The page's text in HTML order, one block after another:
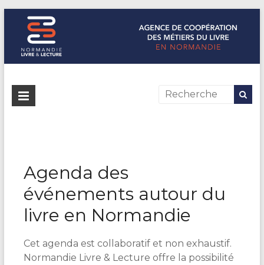
Normandie Livre & Lecture
L'agence de coopération des métiers du livre en Normandie
Agenda des
événements autour du
livre en Normandie
Cet agenda est collaboratif et non exhaustif.
Normandie Livre & Lecture offre la possibilité